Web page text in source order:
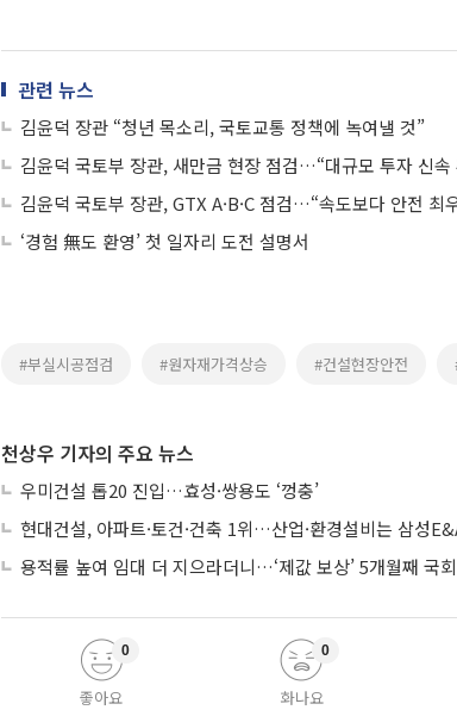
관련 뉴스
김윤덕 장관 “청년 목소리, 국토교통 정책에 녹여낼 것”
김윤덕 국토부 장관, 새만금 현장 점검…“대규모 투자 신속
김윤덕 국토부 장관, GTX A·B·C 점검…“속도보다 안전 최
‘경험 無도 환영’ 첫 일자리 도전 설명서
#부실시공점검 #원자재가격상승 #건설현장안전
천상우 기자의 주요 뉴스
우미건설 톱20 진입…효성·쌍용도 ‘껑충’
현대건설, 아파트·토건·건축 1위…산업·환경설비는 삼성
용적률 높여 임대 더 지으라더니…‘제값 보상’ 5개월째 국
좋아요
0
화나요
0